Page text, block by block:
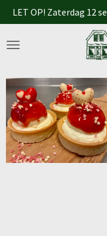
Ga
direct
naar
LET OP! Zaterdag 12